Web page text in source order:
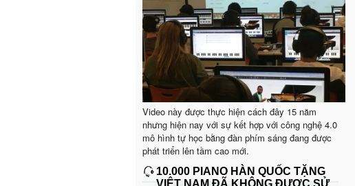
Video này được thực hiện cách đây 15 năm
nhưng hiện nay với sự kết hợp với công nghệ 4.0
mô hình tự học bằng đàn phím sáng đang được
phát triển lên tầm cao mới.
10.000 PIANO HÀN QUỐC TẶNG
VIỆT NAM ĐÃ KHÔNG ĐƯỢC SỬ